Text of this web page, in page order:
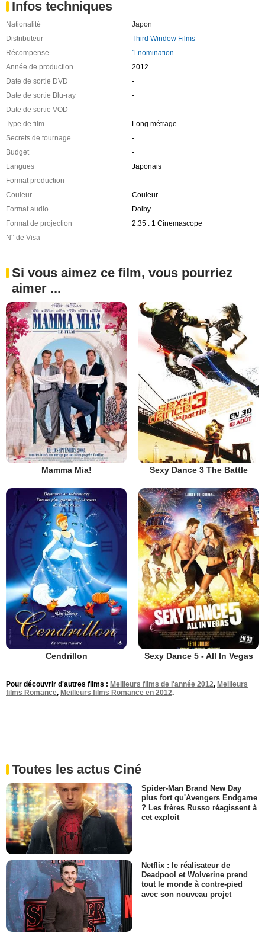
Infos techniques
Nationalité
Japon
Distributeur
Third Window Films
Récompense
1 nomination
Année de production
2012
Date de sortie DVD
-
Date de sortie Blu-ray
-
Date de sortie VOD
-
Type de film
Long métrage
Secrets de tournage
-
Budget
-
Langues
Japonais
Format production
-
Couleur
Couleur
Format audio
Dolby
Format de projection
2.35 : 1 Cinemascope
N° de Visa
-
Si vous aimez ce film, vous pourriez
aimer ...
Mamma Mia! Sexy Dance 3 The Battle
Cendrillon Sexy Dance 5 - All In Vegas
Pour découvrir d'autres films : Meilleurs films de l'année 2012, Meilleurs
films Romance, Meilleurs films Romance en 2012.
Toutes les actus Ciné
Spider-Man Brand New Day
plus fort qu'Avengers Endgame
? Les frères Russo réagissent à
cet exploit
Netflix : le réalisateur de
Deadpool et Wolverine prend
tout le monde à contre-pied
avec son nouveau projet